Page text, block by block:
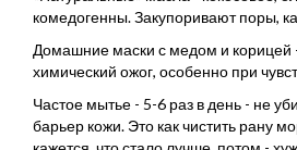
комедогенны. Закупоривают поры,
Домашние маски с медом и корицей
химический ожог, особенно при
Частое мытье - 5-6 раз в день - не
барьер кожи. Это как чистить рану